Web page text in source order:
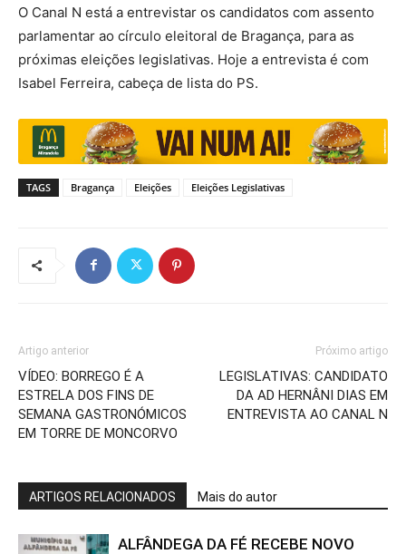
O Canal N está a entrevistar os candidatos com assento
parlamentar ao círculo eleitoral de Bragança, para as
próximas eleições legislativas. Hoje a entrevista é com
Isabel Ferreira, cabeça de lista do PS.
TAGS Bragança Eleições Eleições Legislativas
Artigo anterior
VÍDEO: BORREGO É A
ESTRELA DOS FINS DE
SEMANA GASTRONÓMICOS
EM TORRE DE MONCORVO
Próximo artigo
LEGISLATIVAS: CANDIDATO
DA AD HERNÂNI DIAS EM
ENTREVISTA AO CANAL N
ARTIGOS RELACIONADOS Mais do autor
ALFÂNDEGA DA FÉ RECEBE NOVO